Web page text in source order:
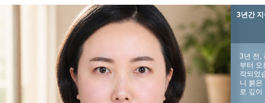
3년간
3년 전,
부터 오
작되었
니 붉은
로 깊이